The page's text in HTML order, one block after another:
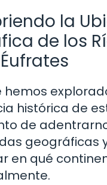
la
de los
hemos
histórica de
de
geográficas
en qué